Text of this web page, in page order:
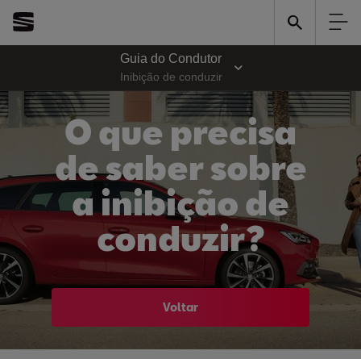
Guia do Condutor
Inibição de conduzir
O que precisa
de saber sobre
a inibição de
conduzir?
Voltar